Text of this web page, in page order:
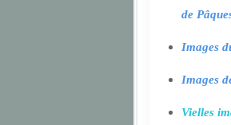
de
Images
Images
Vielles